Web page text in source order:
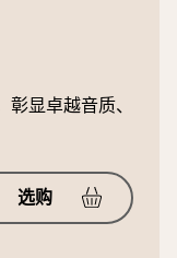
显卓越音质、
选购